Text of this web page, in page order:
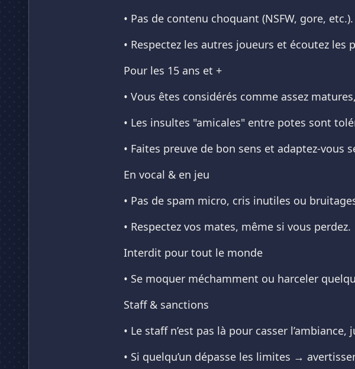
• Pas de contenu choquant (NSFW, gore, etc.).
• Respectez les autres joueurs et écoutez les
Pour les 15 ans et +
• Vous êtes considérés comme assez
• Les insultes "amicales" entre potes sont
• Faites preuve de bon sens et adaptez-vous
En vocal & en jeu
• Pas de spam micro, cris inutiles ou
• Respectez vos mates, même si vous perdez.
Interdit pour tout le monde
• Se moquer méchamment ou harceler
Staff & sanctions
• Le staff n’est pas là pour casser
• Si quelqu’un dépasse les limites →